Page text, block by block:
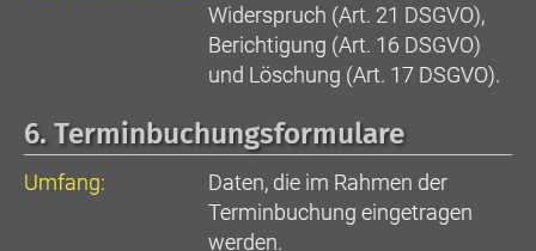
Widerspruch (Art. 21 DSGVO),
Berichtigung (Art. 16 DSGVO)
und Löschung (Art. 17 DSGVO).
6. Terminbuchungsformulare
Umfang:
Daten, die im Rahmen der
Terminbuchung eingetragen
werden.